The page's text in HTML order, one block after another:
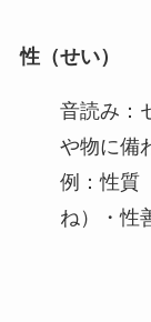
性（せい）
音読み：
や物に備
例：性質
ね）・性